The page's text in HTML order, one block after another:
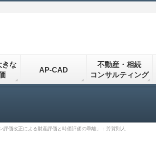
きな
AP-CAD
不動産・相続
コンサルティング
価改正による財産評価と時価評価の乖離」：芳賀則人